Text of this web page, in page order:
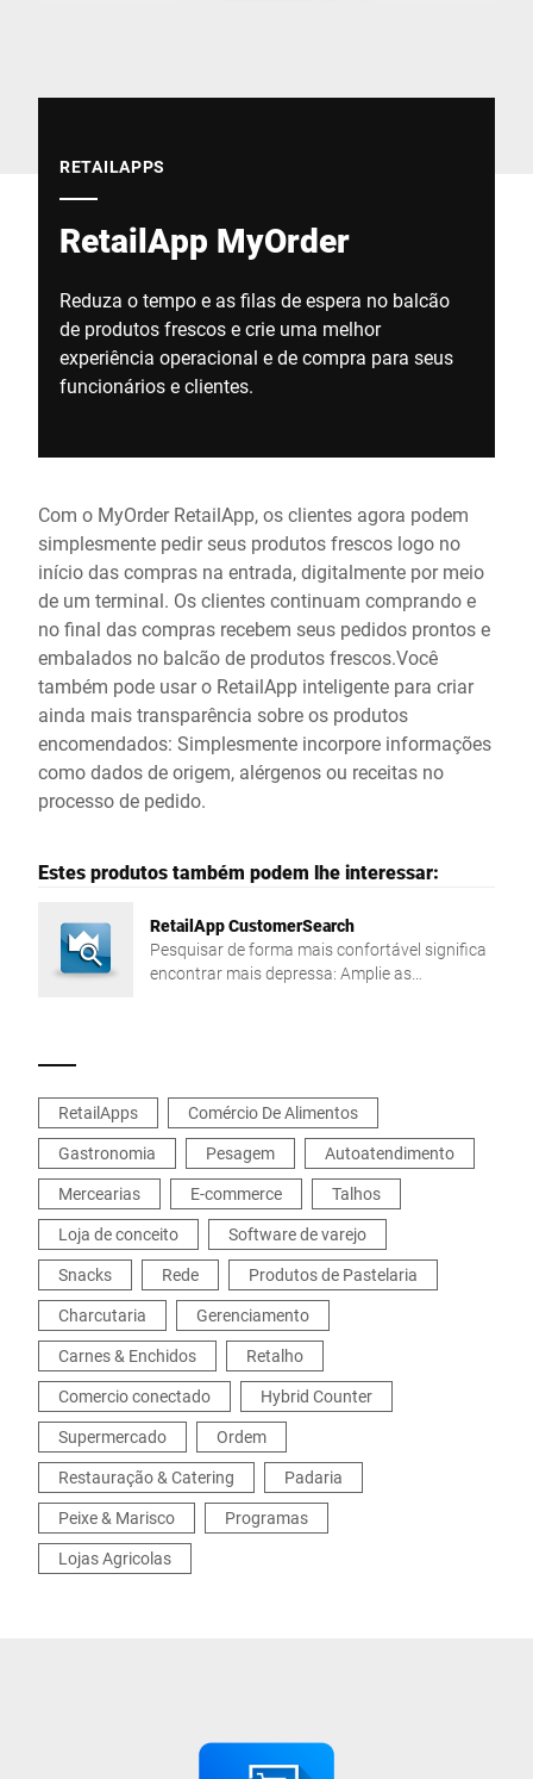
RETAILAPPS
RetailApp MyOrder
Reduza o tempo e as filas de espera no balcão
de produtos frescos e crie uma melhor
experiência operacional e de compra para seus
funcionários e clientes.
Com o MyOrder RetailApp, os clientes agora podem
simplesmente pedir seus produtos frescos logo no
início das compras na entrada, digitalmente por meio
de um terminal. Os clientes continuam comprando e
no final das compras recebem seus pedidos prontos e
embalados no balcão de produtos frescos.Você
também pode usar o RetailApp inteligente para criar
ainda mais transparência sobre os produtos
encomendados: Simplesmente incorpore informações
como dados de origem, alérgenos ou receitas no
processo de pedido.
Estes produtos também podem lhe interessar:
RetailApp CustomerSearch
Pesquisar de forma mais confortável significa
encontrar mais depressa: Amplie as
RetailApps
Comércio De Alimentos
Gastronomia
Pesagem
Autoatendimento
Mercearias
E-commerce
Talhos
Loja de conceito
Software de varejo
Snacks
Rede
Produtos de Pastelaria
Charcutaria
Gerenciamento
Carnes & Enchidos
Retalho
Comercio conectado
Hybrid Counter
Supermercado
Ordem
Restauração & Catering
Padaria
Peixe & Marisco
Programas
Lojas Agricolas